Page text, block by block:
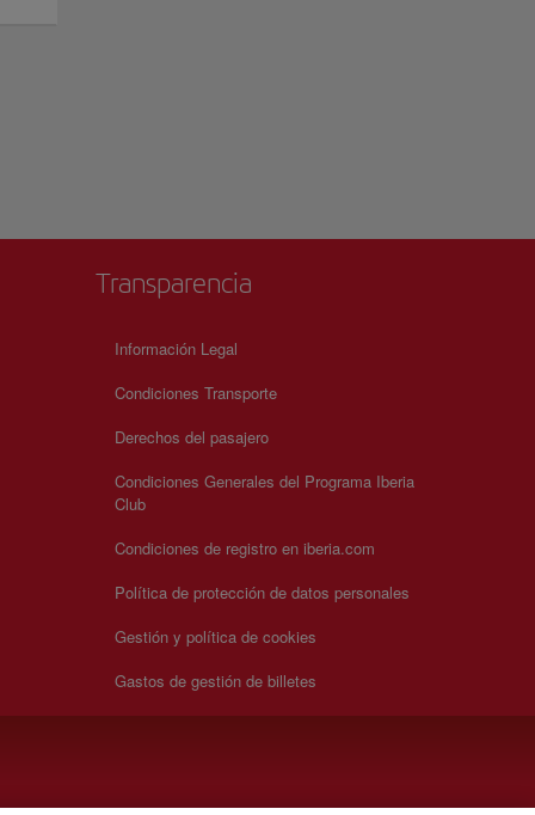
Transparencia
Información Legal
Condiciones Transporte
Derechos del pasajero
Condiciones Generales del Programa Iberia
Club
Condiciones de registro en iberia.com
Política de protección de datos personales
Gestión y política de cookies
Gastos de gestión de billetes